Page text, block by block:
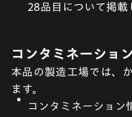
28品目について掲載
コンタミネーショ
本品の製造工場では、
ます。
コンタミネーション